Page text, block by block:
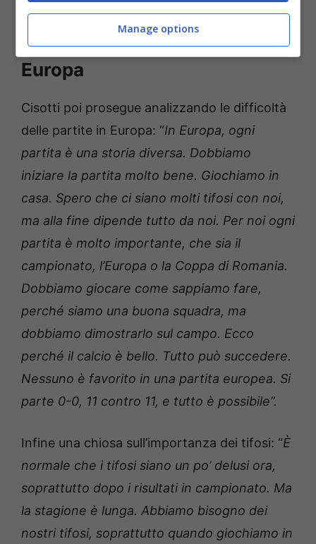
Le parole di Cisotti sulle
difficoltà delle partite in
Europa
Cisotti poi prosegue analizzando le difficoltà
delle partite in Europa: “In Europa, ogni
partita è una storia diversa. Dobbiamo
iniziare la partita molto bene. Giochiamo in
casa. Spero che ci siano molti tifosi con noi,
ma alla fine dipende tutto da noi. Per noi ogni
partita è molto importante, che sia il
campionato, l’Europa o la Coppa di Romania.
Dobbiamo giocare come sappiamo fare,
perché siamo una buona squadra, ma
dobbiamo dimostrarlo sul campo. Ecco
perché il calcio è bello. Tutto può succedere.
Nessuno è favorito in una partita europea. Si
parte 0-0, 11 contro 11, e tutto è possibile”.
Infine una chiosa sull’importanza dei tifosi: “È
normale che i tifosi siano un po’ delusi ora,
soprattutto dopo i risultati in campionato. Ma
la stagione è lunga. Abbiamo bisogno dei
nostri tifosi, soprattutto quando giochiamo in
Manage options